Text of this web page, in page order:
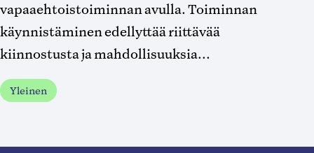
vapaaehtoistoiminnan avulla. Toiminnan
käynnistäminen edellyttää riittävää
kiinnostusta ja mahdollisuuksia...
Yleinen